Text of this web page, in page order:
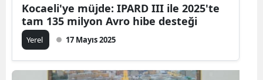
Kocaeli'ye müjde: IPARD III ile 2025'te
tam 135 milyon Avro hibe desteği
Yerel 17 Mayıs 2025